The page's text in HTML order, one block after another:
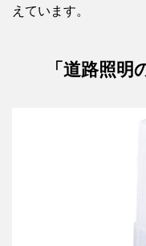
えています。
「道路照明